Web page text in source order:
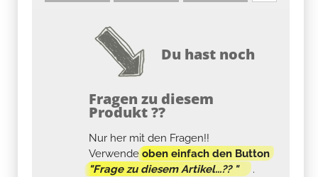
Du hast noch
Fragen zu diesem
Produkt ??
Nur her mit den Fragen!!
Verwendeoben einfach den Button
"Frage zu diesem Artikel...?? "
.